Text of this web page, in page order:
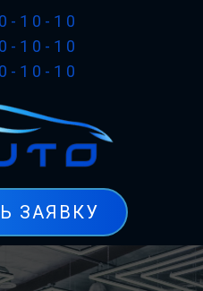
10-10
10-10
10-10
ЗАЯВКУ